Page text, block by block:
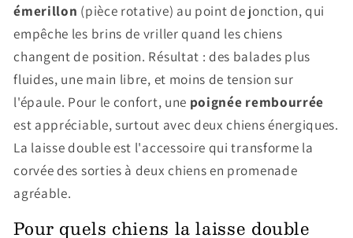
émerillon (pièce rotative) au point de jonction, qui
empêche les brins de vriller quand les chiens
changent de position. Résultat : des balades plus
fluides, une main libre, et moins de tension sur
l'épaule. Pour le confort, une poignée rembourrée
est appréciable, surtout avec deux chiens énergiques.
La laisse double est l'accessoire qui transforme la
corvée des sorties à deux chiens en promenade
agréable.
Pour quels chiens la laisse double